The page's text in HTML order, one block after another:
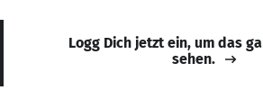
Logg Dich jetzt ein, um das
sehen.